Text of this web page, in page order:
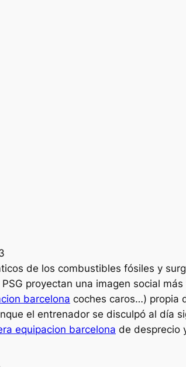
de los combustibles fósiles y
proyectan una imagen social más
barcelona coches caros…) propia
el entrenador se disculpó al día
equipacion barcelona de desprecio